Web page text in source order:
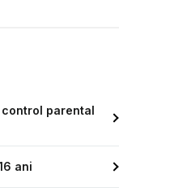
parental
ani